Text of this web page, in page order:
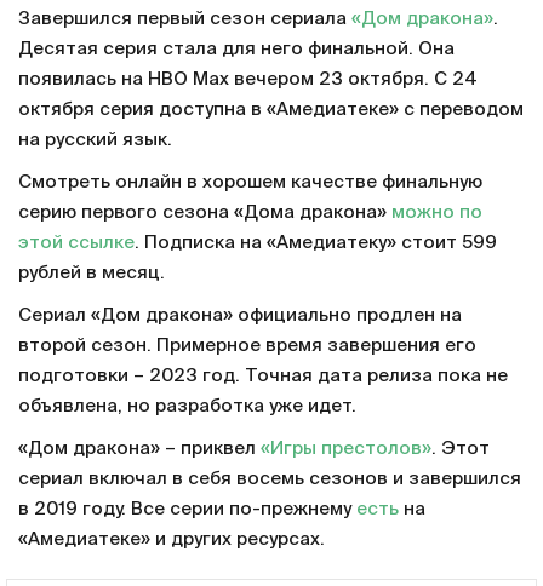
Завершился первый сезон сериала «Дом дракона».
Десятая серия стала для него финальной. Она
появилась на HBO Max вечером 23 октября. С 24
октября серия доступна в «Амедиатеке» с переводом
на русский язык.
Смотреть онлайн в хорошем качестве финальную
серию первого сезона «Дома дракона» можно по
этой ссылке. Подписка на «Амедиатеку» стоит 599
рублей в месяц.
Сериал «Дом дракона» официально продлен на
второй сезон. Примерное время завершения его
подготовки – 2023 год. Точная дата релиза пока не
объявлена, но разработка уже идет.
«Дом дракона» – приквел «Игры престолов». Этот
сериал включал в себя восемь сезонов и завершился
в 2019 году. Все серии по-прежнему есть на
«Амедиатеке» и других ресурсах.